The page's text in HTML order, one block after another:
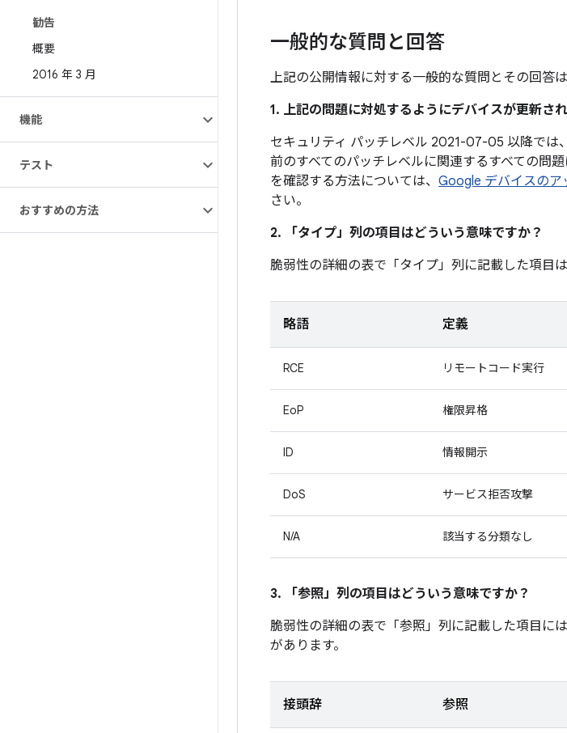
勧告
概要
2016 年 3 月
機能
テスト
おすすめの方法
一般的な質問と回答
上記の公開情報に対する一般的な質問とその回答は
1. 上記の問題に対処するようにデバイスが更新さ
セキュリティ パッチレベル 2021-07-05 以降で
前のすべてのパッチレベルに関連するすべての問
を確認する方法については、 Google デバイスのア
さい。
2. 「タイプ」 列の項目はどういう意味ですか？
脆弱性の詳細の表で「タイプ」 列に記載した項目
略語 定義
RCE リモートコード実行
EoP 権限昇格
ID 情報開示
DoS サービス拒否攻撃
N/A 該当する分類なし
3. 「参照」 列の項目はどういう意味ですか？
脆弱性の詳細の表で「参照」 列に記載した項目に
があります。
接頭辞 参照